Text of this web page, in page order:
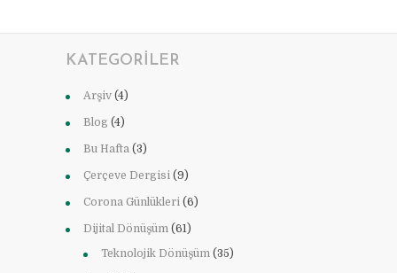
KATEGORILER
Arşiv (4)
Blog (4)
Bu Hafta (3)
Çerçeve Dergisi (9)
Corona Günlükleri (6)
Dijital Dönüşüm (61)
Teknolojik Dönüşüm (35)